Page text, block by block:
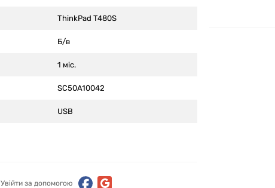
ThinkPad T480S
Б/в
1 міс.
SC50A10042
USB
Увійти за допомогою